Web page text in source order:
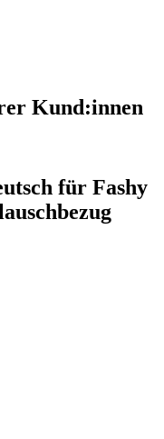
Kund:innen
für Fashy